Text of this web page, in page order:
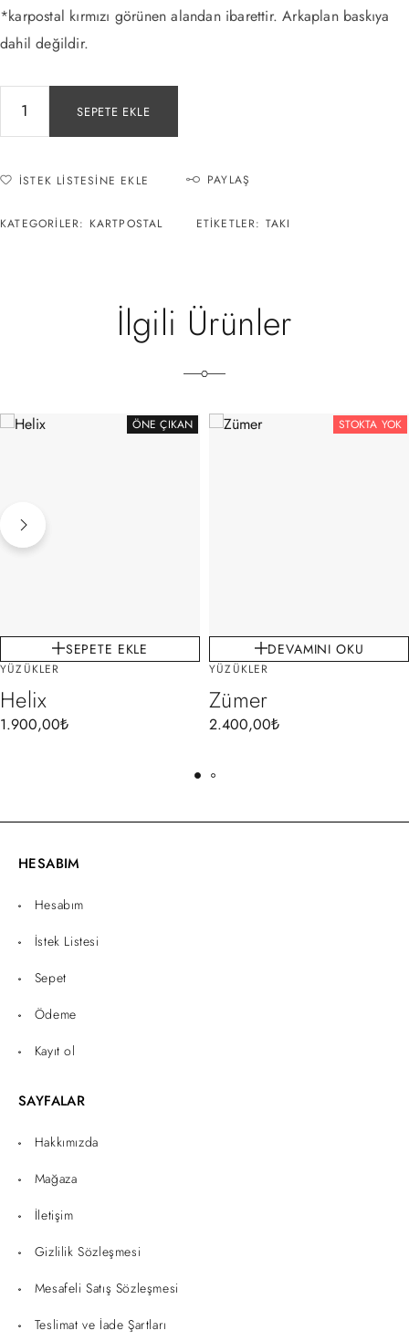
*karpostal kırmızı görünen alandan ibarettir. Arkaplan baskıya
dahil değildir.
SEPETE EKLE
İSTEK LISTESINE EKLE PAYLAŞ
KATEGORILER: KARTPOSTAL ETIKETLER: TAKI
İlgili Ürünler
ÖNE ÇIKAN
SEPETE EKLE
YÜZÜKLER
Helix
1.900,00₺
STOKTA YOK
DEVAMINI OKU
YÜZÜKLER
Zümer
2.400,00₺
HESABIM
Hesabım
İstek Listesi
Sepet
Ödeme
Kayıt ol
SAYFALAR
Hakkımızda
Mağaza
İletişim
Gizlilik Sözleşmesi
Mesafeli Satış Sözleşmesi
Teslimat ve İade Şartları